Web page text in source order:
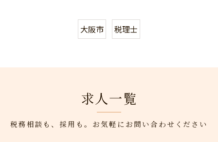
大阪市 税理士
税務相談も、採用も。お気軽にお問い合わせください
求人一覧